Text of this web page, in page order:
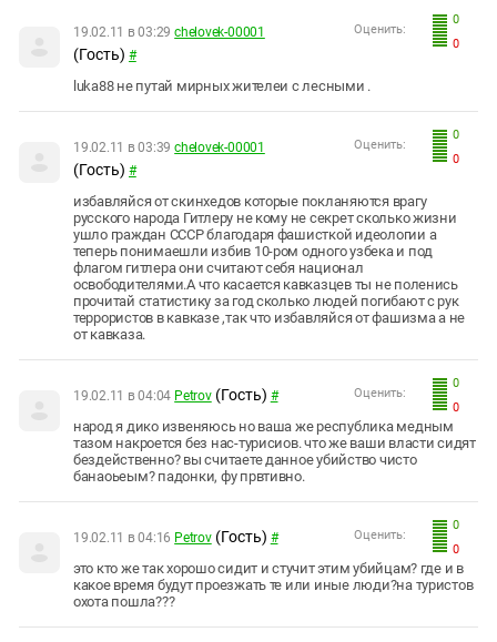
0
0
Оценить:
19.02.11 в 03:29 chelovek-00001
(Гость) #
luka88 не путай мирных жителеи с лесными .
0
0
Оценить:
19.02.11 в 03:39 chelovek-00001
(Гость) #
избавляйся от скинхедов которые покланяются врагу
русского народа Гитлеру не кому не секрет сколько жизни
ушло граждан СССР благодаря фашисткой идеологии а
теперь понимаешли избив 10-ром одного узбека и под
флагом гитлера они считают себя национал
освободителями.А что касается кавказцев ты не поленись
прочитай статистику за год сколько людей погибают с рук
террористов в кавказе ,так что избавляйся от фашизма а не
от кавказа.
0
0
Оценить:
19.02.11 в 04:04 Petrov (Гость) #
народ я дико извеняюсь но ваша же республика медным
тазом накроется без нас-турисиов. что же ваши власти сидят
бездейственно? вы считаете данное убийство чисто
банаоьеым? падонки, фу првтивно.
0
0
Оценить:
19.02.11 в 04:16 Petrov (Гость) #
это кто же так хорошо сидит и стучит этим убийцам? где и в
какое время будут проезжать те или иные люди?на туристов
охота пошла???